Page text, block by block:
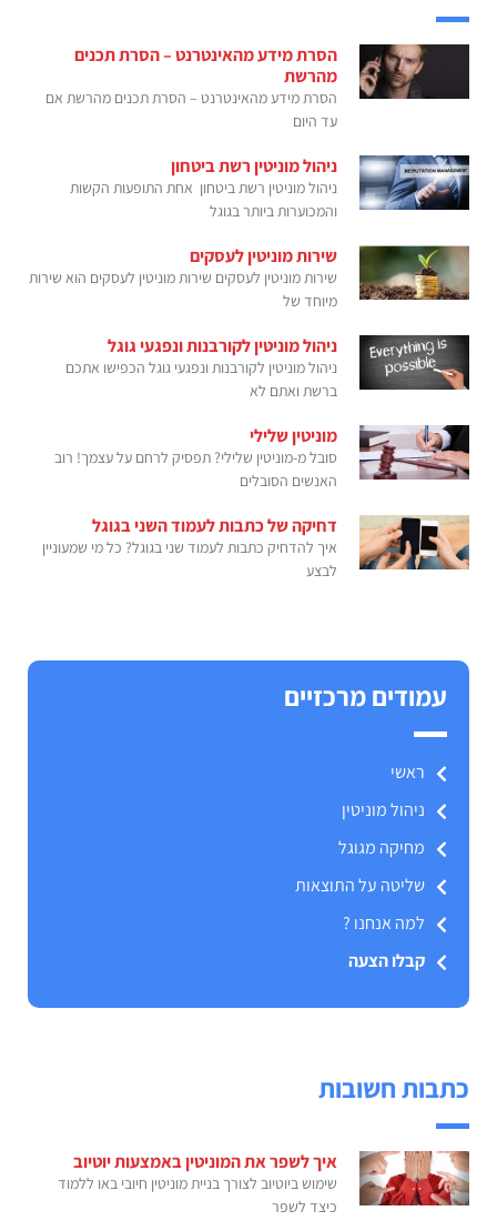
הסרת מידע מהאינטרנט – הסרת תכנים
מהרשת
הסרת מידע מהאינטרנט – הסרת תכנים מהרשת אם
עד היום
ניהול מוניטין רשת ביטחון
ניהול מוניטין רשת ביטחון אחת התופעות הקשות
והמכוערות ביותר בגוגל
שירות מוניטין לעסקים
שירות מוניטין לעסקים שירות מוניטין לעסקים הוא שירות
מיוחד של
ניהול מוניטין לקורבנות ונפגעי גוגל
ניהול מוניטין לקורבנות ונפגעי גוגל הכפישו אתכם
ברשת ואתם לא
מוניטין שלילי
סובל מ-מוניטין שלילי? תפסיק לרחם על עצמך! רוב
האנשים הסובלים
דחיקה של כתבות לעמוד השני בגוגל
איך להדחיק כתבות לעמוד שני בגוגל? כל מי שמעוניין
לבצע
עמודים מרכזיים
ראשי
ניהול מוניטין
מחיקה מגוגל
שליטה על התוצאות
למה אנחנו ?
קבלו הצעה
כתבות חשובות
איך לשפר את המוניטין באמצעות יוטיוב
שימוש ביוטיוב לצורך בניית מוניטין חיובי באו ללמוד
כיצד לשפר